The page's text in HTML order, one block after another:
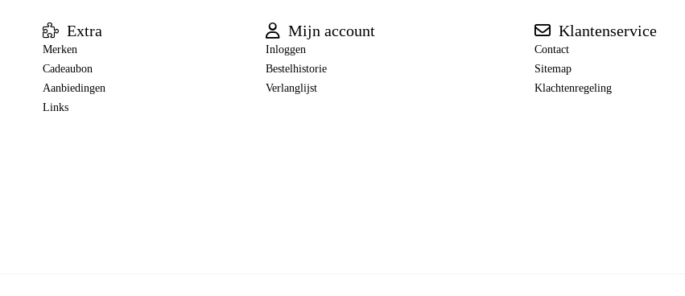
Extra
Merken
Cadeaubon
Aanbiedingen
Links
Mijn account
Inloggen
Bestelhistorie
Verlanglijst
Klantenservice
Contact
Sitemap
Klachtenregeling